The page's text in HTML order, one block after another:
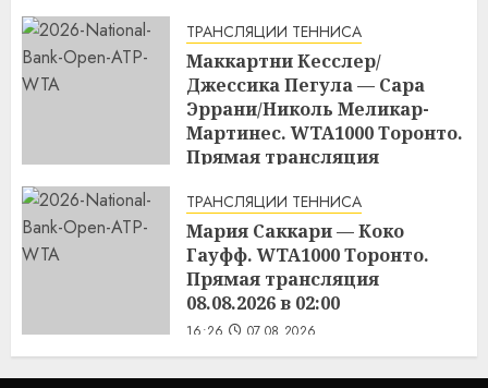
ТРАНСЛЯЦИИ ТЕННИСА
Маккартни Кесслер/
Джессика Пегула — Сара
Эррани/Николь Меликар-
Мартинес. WTA1000 Торонто.
Прямая трансляция
16:45 07.08.2026
ТРАНСЛЯЦИИ ТЕННИСА
Мария Саккари — Коко
Гауфф. WTA1000 Торонто.
Прямая трансляция
08.08.2026 в 02:00
16:26 07.08.2026